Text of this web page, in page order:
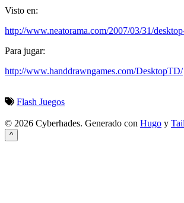
Visto en:
http://www.neatorama.com/2007/03/31/
Para jugar:
http://www.handdrawngames.com/DesktopTD/
Flash Juegos
© 2026 Cyberhades. Generado con Hugo y
^